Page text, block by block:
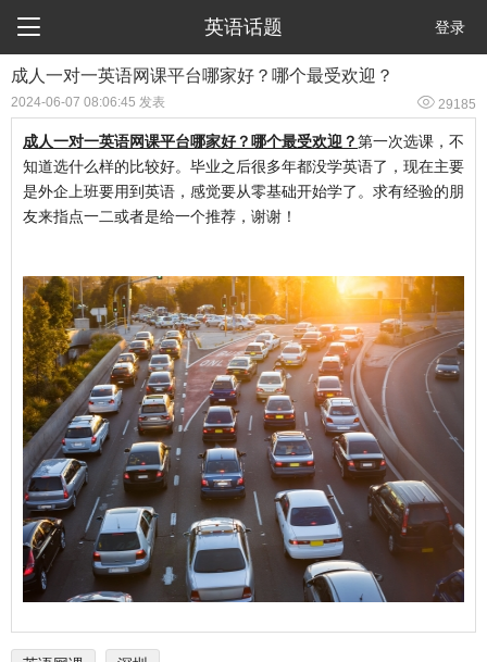
 英语话题 登录
成人一对一英语网课平台哪家好？哪个最受欢迎？
2024-06-07 08:06:45 发表  29185
成人一对一英语网课平台哪家好？哪个最受欢迎？第一次选课，不
知道选什么样的比较好。毕业之后很多年都没学英语了，现在主要
是外企上班要用到英语，感觉要从零基础开始学了。求有经验的朋
友来指点一二或者是给一个推荐，谢谢！